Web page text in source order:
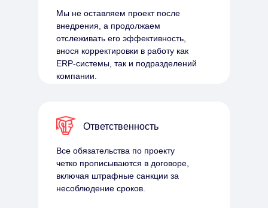
Мы не оставляем проект после
внедрения, а продолжаем
отслеживать его эффективность,
внося корректировки в работу как
ERP-системы, так и подразделений
компании.
Ответственность
Все обязательства по проекту
четко прописываются в договоре,
включая штрафные санкции за
несоблюдение сроков.